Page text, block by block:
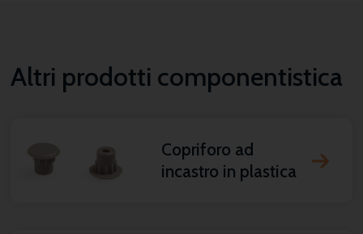
Altri prodotti componentistica
Copriforo ad
incastro in plastica